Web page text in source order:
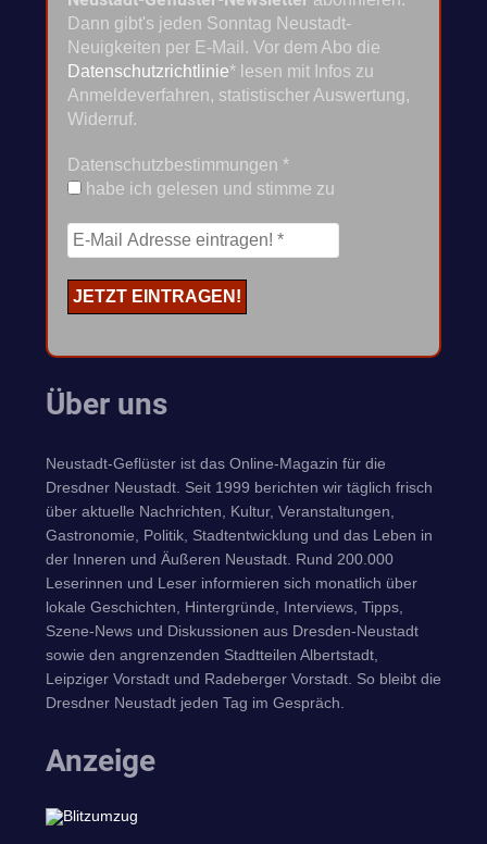
Dann gibt's jeden Sonntag Neustadt-
Neuigkeiten per E-Mail. Vor dem Abo die
Datenschutzrichtlinie* lesen mit Infos zu
Anmeldeverfahren, statistischer Auswertung,
Widerruf.
Datenschutzbestimmungen *
habe ich gelesen und stimme zu
Über uns
Neustadt-Geflüster ist das Online-Magazin für die
Dresdner Neustadt. Seit 1999 berichten wir täglich frisch
über aktuelle Nachrichten, Kultur, Veranstaltungen,
Gastronomie, Politik, Stadtentwicklung und das Leben in
der Inneren und Äußeren Neustadt. Rund 200.000
Leserinnen und Leser informieren sich monatlich über
lokale Geschichten, Hintergründe, Interviews, Tipps,
Szene-News und Diskussionen aus Dresden-Neustadt
sowie den angrenzenden Stadtteilen Albertstadt,
Leipziger Vorstadt und Radeberger Vorstadt. So bleibt die
Dresdner Neustadt jeden Tag im Gespräch.
Anzeige